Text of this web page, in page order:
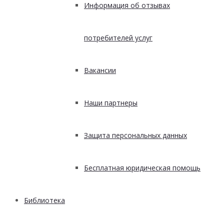
Информация об отзывах
потребителей услуг
Вакансии
Наши партнеры
Защита персональных данных
Бесплатная юридическая помощь
Библиотека